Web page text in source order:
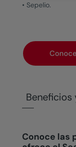
• Sepelio.
Beneficios
Conoce las